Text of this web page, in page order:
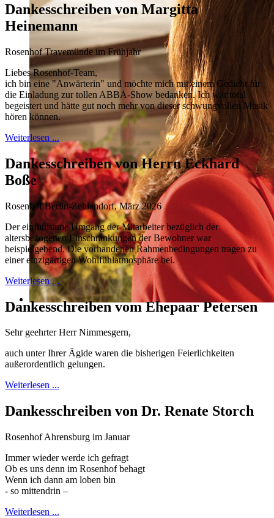
Dankesschreiben von Margitta
Heinemann
Rosenhof Travemünde im Frühjahr
Liebes Rosenhof-Team,
ich bin eine "Anwärterin" und möchte mich mit einem Gedicht für
die Einladung zur tollen ABBA-Show bedanken. Ich war total
begeistert und hätte gut noch mehr von dieser schwungvollen Musik
hören können.
Weiterlesen ...
Dankesschreiben von Herrn Eckhard
Boße
Rosenhof Berlin-Zehlendorf, März 2026
Der einfühlsame Umgang der Mitarbeiter bezüglich der
altersbezogenen Einschränkungen der Bewohner war
beispielgebend. Die vorhandenen Rahmenbedingungen tragen zu
einer einzigartigen Wohlfühlatmosphäre bei.
Weiterlesen ...
Dankesschreiben vom Ehepaar Petersen
Sehr geehrter Herr Nimmesgern,
auch unter Ihrer Ägide waren die bisherigen Feierlichkeiten
außerordentlich gelungen.
Weiterlesen ...
Dankesschreiben von Dr. Renate Storch
Rosenhof Ahrensburg im Januar
Immer wieder werde ich gefragt
Ob es uns denn im Rosenhof behagt
Wenn ich dann am loben bin
- so mittendrin –
Weiterlesen ...